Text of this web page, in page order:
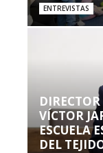
ENTREVISTAS
VÍCTOR
ESCUELA
DEL